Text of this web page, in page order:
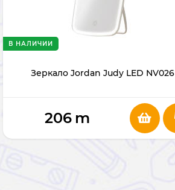
Зеркало Jordan Judy LED NV026
В НАЛИЧИИ
206 m